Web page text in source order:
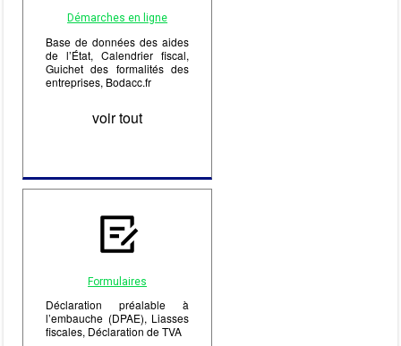
Démarches en ligne
Base de données des aides
de l’État, Calendrier fiscal,
Guichet des formalités des
entreprises, Bodacc.fr
voir tout
Formulaires
Déclaration préalable à
l’embauche (DPAE), Liasses
fiscales, Déclaration de TVA